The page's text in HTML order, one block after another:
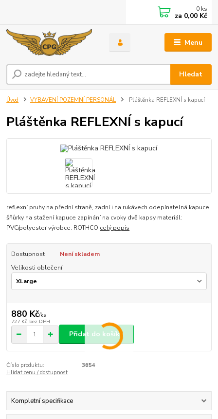
Menu
Hledat
0 ks
za 0,00 Kč
Úvod VYBAVENÍ POZEMNÍ PERSONÁL Pláštěnka REFLEXNÍ s kapucí
Pláštěnka REFLEXNÍ s kapucí
reflexní pruhy na přední straně, zadní i na rukávech odepínatelná kapuce
šňůrky na stažení kapuce zapínání na cvoky dvě kapsy materiál:
PVC/polyester výrobce: ROTHCO celý popis
Dostupnost
Není skladem
Velikosti oblečení
880 Kč/ks
727 Kč bez DPH
Přidat do košíku
Číslo produktu:
3654
Hlídat cenu / dostupnost
Kompletní specifikace